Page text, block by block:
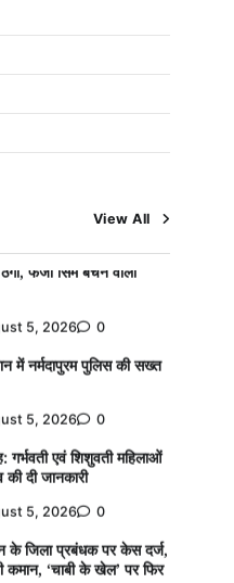
View All
कमान, ‘चाबी के खेल’ पर फिर
खराब अनाज वेयरहाउस ने
कार्ड और क्यूआर कोड के नाम
में नर्मदापुरम पुलिस की सख्त
गर्भवती एवं शिशुवती महिलाओं
दी जानकारी
के जिला प्रबंधक पर केस दर्ज,
कमान, ‘चाबी के खेल’ पर फिर